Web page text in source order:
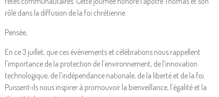
rôle dans la diffusion de la foi chrétienne.
Pensée,
En ce 3 juillet, que ces événements et célébrations nous rappellent
l'importance de la protection de l'environnement, de l'innovation
technologique, de l'indépendance nationale, de la liberté et de la foi.
Puissent-ils nous inspirer à promouvoir la bienveillance, l'égalité et la